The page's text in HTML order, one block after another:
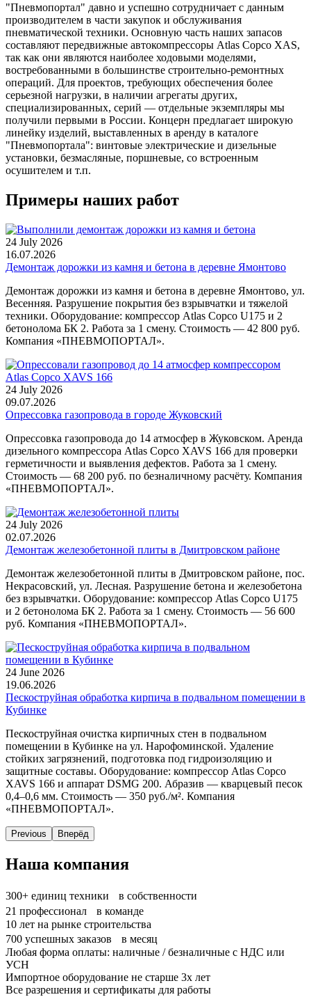
"Пневмопортал" давно и успешно сотрудничает с данным
производителем в части закупок и обслуживания
пневматической техники. Основную часть наших запасов
составляют передвижные автокомпрессоры Atlas Copco XAS,
так как они являются наиболее ходовыми моделями,
востребованными в большинстве строительно-ремонтных
операций. Для проектов, требующих обеспечения более
серьезной нагрузки, в наличии агрегаты других,
специализированных, серий — отдельные экземпляры мы
получили первыми в России. Концерн предлагает широкую
линейку изделий, выставленных в аренду в каталоге
"Пневмопортала": винтовые электрические и дизельные
установки, безмасляные, поршневые, со встроенным
осушителем и т.п.
Примеры наших работ
24 July 2026
16.07.2026
Демонтаж дорожки из камня и бетона в деревне Ямонтово
Демонтаж дорожки из камня и бетона в деревне Ямонтово, ул.
Весенняя. Разрушение покрытия без взрывчатки и тяжелой
техники. Оборудование: компрессор Atlas Copco U175 и 2
бетонолома БК 2. Работа за 1 смену. Стоимость — 42 800 руб.
Компания «ПНЕВМОПОРТАЛ».
24 July 2026
09.07.2026
Опрессовка газопровода в городе Жуковский
Опрессовка газопровода до 14 атмосфер в Жуковском. Аренда
дизельного компрессора Atlas Copco XAVS 166 для проверки
герметичности и выявления дефектов. Работа за 1 смену.
Стоимость — 68 200 руб. по безналичному расчёту. Компания
«ПНЕВМОПОРТАЛ».
24 July 2026
02.07.2026
Демонтаж железобетонной плиты в Дмитровском районе
Демонтаж железобетонной плиты в Дмитровском районе, пос.
Некрасовский, ул. Лесная. Разрушение бетона и железобетона
без взрывчатки. Оборудование: компрессор Atlas Copco U175
и 2 бетонолома БК 2. Работа за 1 смену. Стоимость — 56 600
руб. Компания «ПНЕВМОПОРТАЛ».
24 June 2026
19.06.2026
Пескоструйная обработка кирпича в подвальном помещении в
Кубинке
Пескоструйная очистка кирпичных стен в подвальном
помещении в Кубинке на ул. Нарофоминской. Удаление
стойких загрязнений, подготовка под гидроизоляцию и
защитные составы. Оборудование: компрессор Atlas Copco
XAVS 166 и аппарат DSMG 200. Абразив — кварцевый песок
0,4–0,6 мм. Стоимость — 350 руб./м². Компания
«ПНЕВМОПОРТАЛ».
Previous Вперёд
Наша компания
300+ единиц техники в собственности
21 профессионал в команде
10 лет на рынке строительства
700 успешных заказов в месяц
Любая форма оплаты: наличные / безналичные с НДС или
УСН
Импортное оборудование не старше 3х лет
Все разрешения и сертификаты для работы